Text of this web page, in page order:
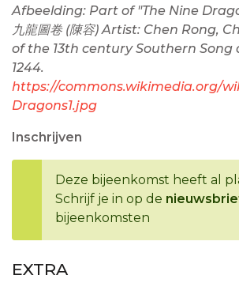
Afbeelding: Part of "The Nine
九龍圖卷 (陳容) Artist: Chen Rong,
of the 13th century Southern
1244.
https://commons.wikimedia.org/
Dragons1.jpg
Inschrijven
Deze bijeenkomst heeft al
Schrijf je in op de
bijeenkomsten
EXTRA